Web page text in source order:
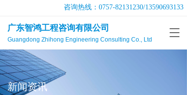
广东智鸿工程咨询有限公司
Guangdong Zhihong Engineering Consulting Co., Ltd
咨询热线： 0757-82131230/13590693133
T
g
新闻资讯